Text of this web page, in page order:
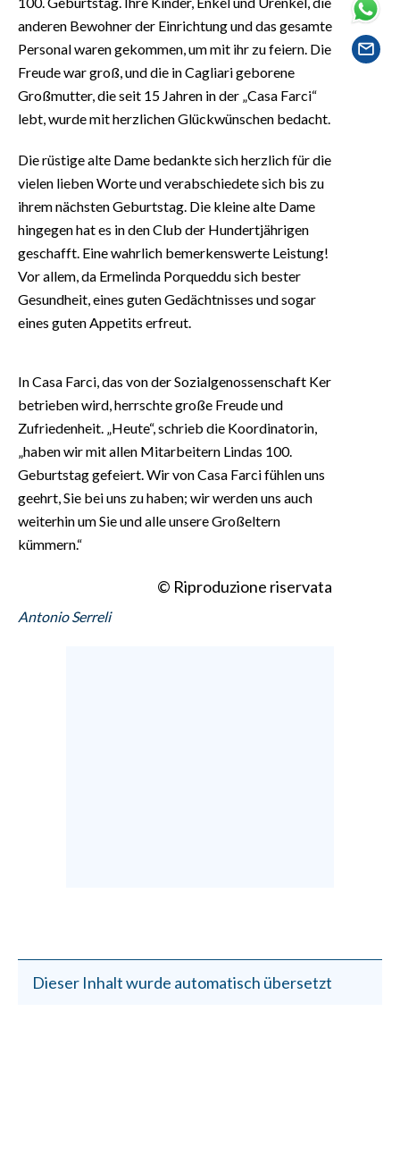
#CARAUNIONE
INSULARITÀ
FOTO
INFO AZIENDE
ABBONATI
ANNUNCI
NECROLOGI
PUBBLICITÀ
anderen Bewohner der Einrichtung und das gesamte
Personal waren gekommen, um mit ihr zu feiern. Die
Freude war groß, und die in Cagliari geborene
Großmutter, die seit 15 Jahren in der „Casa Farci“
lebt, wurde mit herzlichen Glückwünschen bedacht.
Die rüstige alte Dame bedankte sich herzlich für die
vielen lieben Worte und verabschiedete sich bis zu
ihrem nächsten Geburtstag. Die kleine alte Dame
hingegen hat es in den Club der Hundertjährigen
geschafft. Eine wahrlich bemerkenswerte Leistung!
Vor allem, da Ermelinda Porqueddu sich bester
Gesundheit, eines guten Gedächtnisses und sogar
eines guten Appetits erfreut.
In Casa Farci, das von der Sozialgenossenschaft Ker
betrieben wird, herrschte große Freude und
Zufriedenheit. „Heute“, schrieb die Koordinatorin,
„haben wir mit allen Mitarbeitern Lindas 100.
Geburtstag gefeiert. Wir von Casa Farci fühlen uns
geehrt, Sie bei uns zu haben; wir werden uns auch
weiterhin um Sie und alle unsere Großeltern
kümmern.“
© Riproduzione riservata
Antonio Serreli
Dieser Inhalt wurde automatisch übersetzt